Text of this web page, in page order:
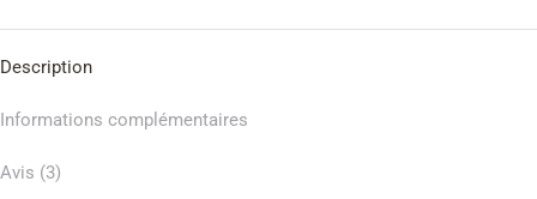
Description
Informations complémentaires
Avis (3)